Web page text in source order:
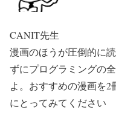
CANIT先生
漫画のほうが圧倒的に
ずにプログラミングの
よ。おすすめの漫画を
にとってみてください